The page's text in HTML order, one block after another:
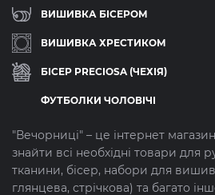
ВИШИВКА БІСЕРОМ
ВИШИВКА ХРЕСТИКОМ
БІСЕР PRECIOSA (ЧЕХІЯ)
ФУТБОЛКИ ЧОЛОВІЧІ
"Вечорниці" – це інтернет
знайти всі необхідні товари для
тканини, бісер, набори для
глянцева, стрічкова) та багато